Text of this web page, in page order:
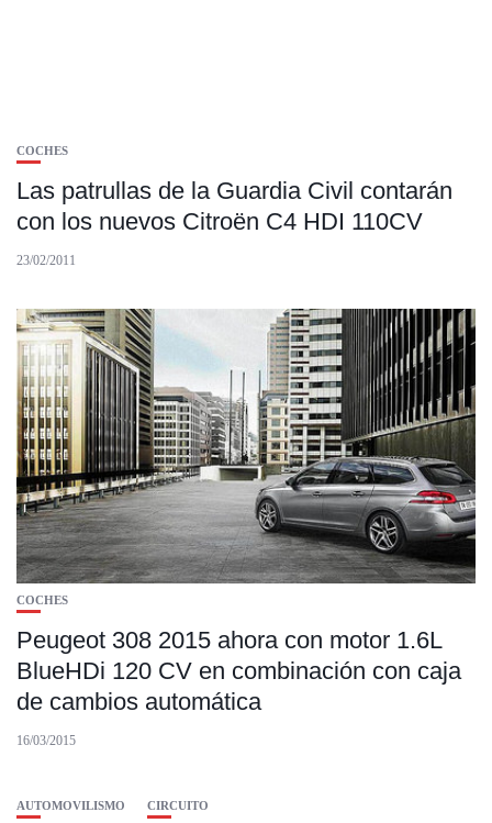
COCHES
Las patrullas de la Guardia Civil contarán
con los nuevos Citroën C4 HDI 110CV
23/02/2011
COCHES
Peugeot 308 2015 ahora con motor 1.6L
BlueHDi 120 CV en combinación con caja
de cambios automática
16/03/2015
AUTOMOVILISMO CIRCUITO